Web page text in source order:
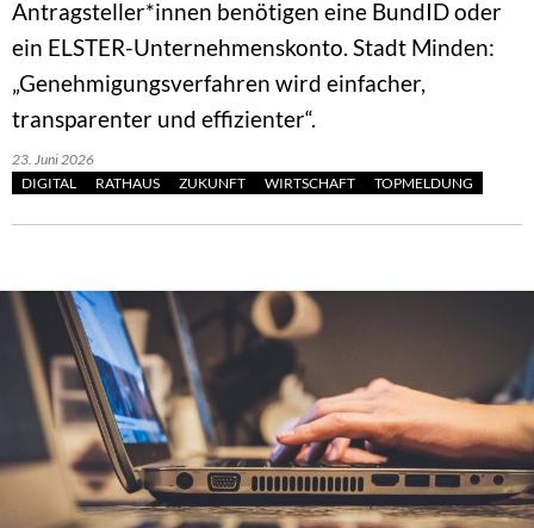
Antragsteller*innen benötigen eine BundID oder
ein ELSTER-Unternehmenskonto. Stadt Minden:
„Genehmigungsverfahren wird einfacher,
transparenter und effizienter“.
23. Juni 2026
DIGITAL
RATHAUS ZUKUNFT WIRTSCHAFT TOPMELDUNG